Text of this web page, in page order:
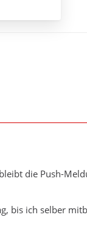
die Push-
bis ich selber